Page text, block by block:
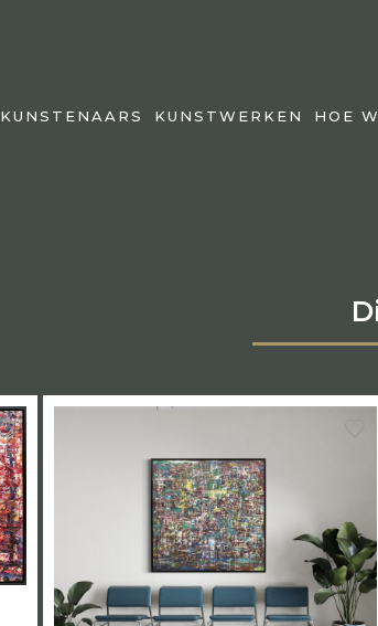
KUNSTENAARS KUNSTWERKEN HOE